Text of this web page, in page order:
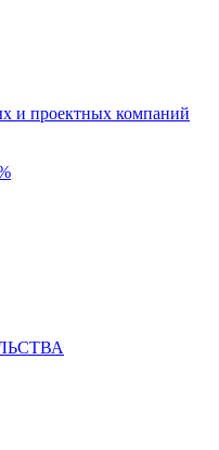
и проектных компаний